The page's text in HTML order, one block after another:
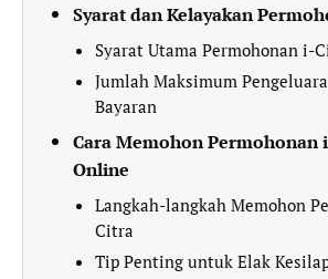
Syarat dan Kelayakan
Syarat Utama Permohonan i-
Jumlah Maksimum
Bayaran
Cara Memohon Permohonan
Online
Langkah-langkah Memohon
Citra
Tip Penting untuk Elak